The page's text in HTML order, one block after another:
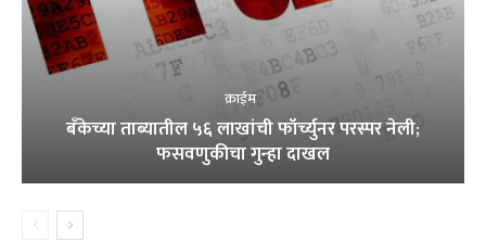
क्राईम
बँकेच्या ताब्यातील ५६ लाखांची फॉर्च्युनर परस्पर नेली;
फसवणुकीचा गुन्हा दाखल